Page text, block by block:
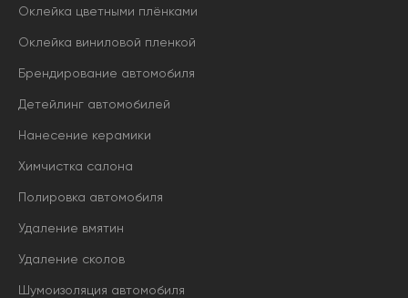
Оклейка цветными плёнками
Оклейка виниловой пленкой
Брендирование автомобиля
Детейлинг автомобилей
Нанесение керамики
Химчистка салона
Полировка автомобиля
Удаление вмятин
Удаление сколов
Шумоизоляция автомобиля